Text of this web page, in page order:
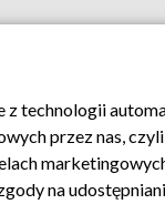
Moje
technologii
przez nas,
na